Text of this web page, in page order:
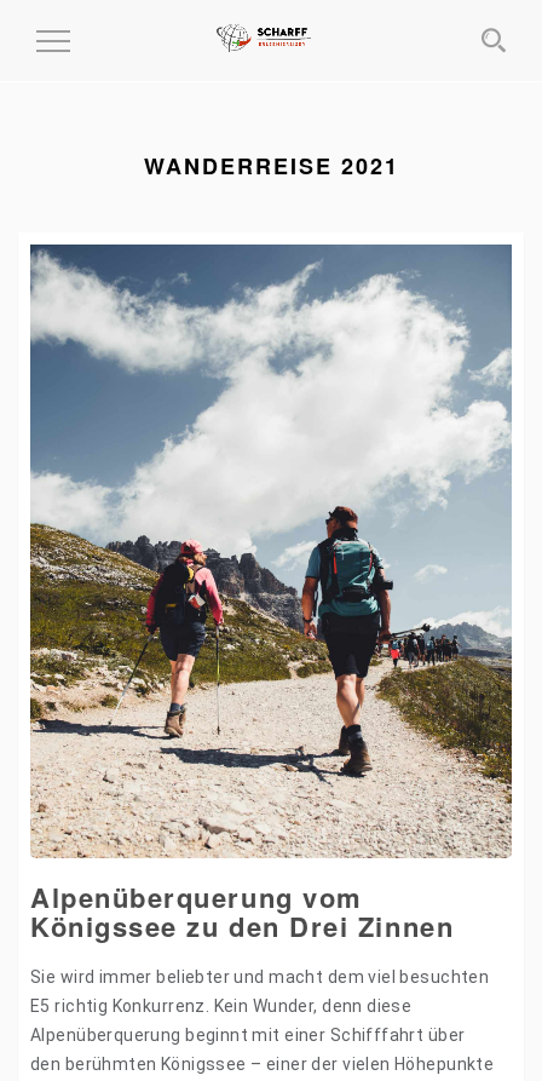
MENÜ
WANDERREISE 2021
Alpenüberquerung vom
Königssee zu den Drei Zinnen
Sie wird immer beliebter und macht dem viel besuchten
E5 richtig Konkurrenz. Kein Wunder, denn diese
Alpenüberquerung beginnt mit einer Schifffahrt über
den berühmten Königssee – einer der vielen Höhepunkte